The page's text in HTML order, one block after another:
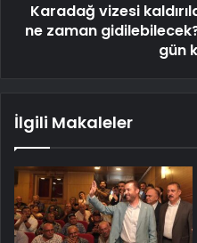
Karadağ vizesi
ne zaman
gün
İlgili Makaleler